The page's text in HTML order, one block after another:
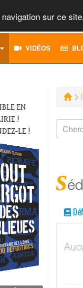
sur ce
VIDÉOS
EN
!
LE !
s